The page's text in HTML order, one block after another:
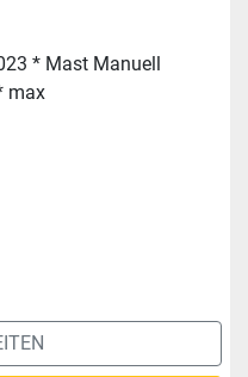
* Mast Manuell
max